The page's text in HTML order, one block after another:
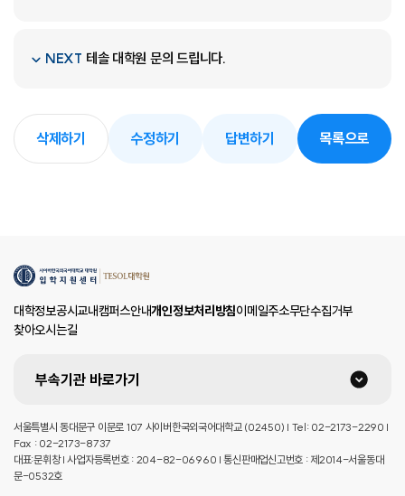
NEXT 테솔 대학원 문의 드립니다.
삭제하기 수정하기 답변하기 목록으로
대학정보공시교내캠퍼스안내개인정보처리방침이메일주소무단수집거부
찾아오시는길
부속기관 바로가기
서울특별시 동대문구 이문로 107 사이버한국외국어대학교 (02450) | Tel: 02-2173-2290 |
Fax : 02-2173-8737
대표:문휘창 | 사업자등록번호 : 204-82-06960 | 통신판매업신고번호 : 제2014-서울동대
문-0532호